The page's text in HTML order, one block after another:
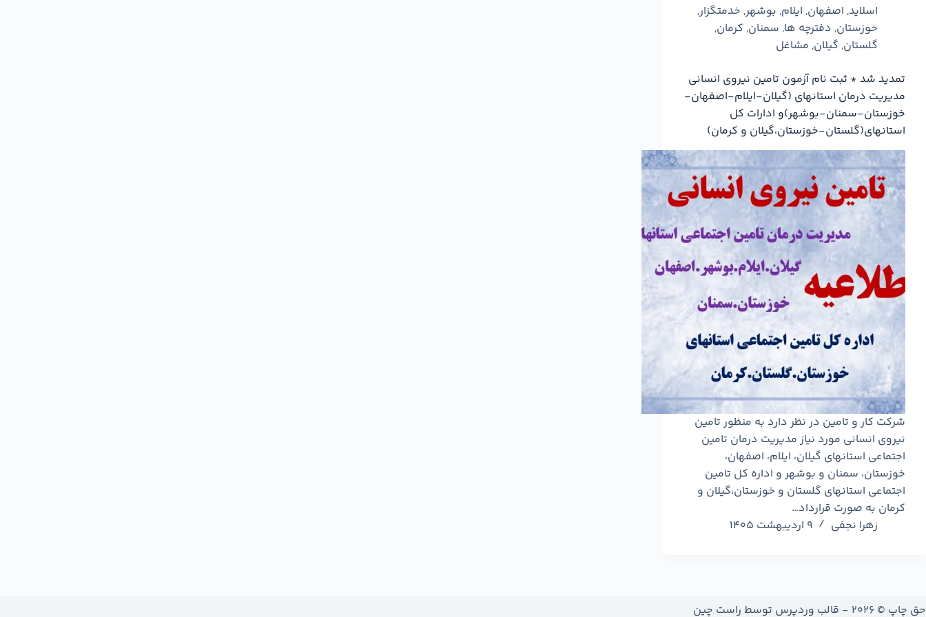
اسلاید, اصفهان, ایلام, بوشهر, خدمتگزار,
خوزستان, دفترچه ها, سمنان, کرمان,
گلستان, گیلان, مشاغل
تمدید شد * ثبت نام آزمون تامین نیروی انسانی
مدیریت درمان استانهای (گیلان-ایلام-اصفهان-
خوزستان-سمنان-بوشهر)و ادارات کل
استانهای(گلستان-خوزستان،گیلان و کرمان)
شرکت کار و تامین در نظر دارد به منظور تامین
نیروی انسانی مورد نیاز مدیریت درمان تامین
اجتماعی استانهای گیلان، ایلام، اصفهان،
خوزستان، سمنان و بوشهر و اداره کل تامین
اجتماعی استانهای گلستان و خوزستان،گیلان و
کرمان به صورت قرارداد…
زهرا نجفی
9 اردیبهشت 1405
حق چاپ © 2026 - قالب وردپرس توسط راست چین